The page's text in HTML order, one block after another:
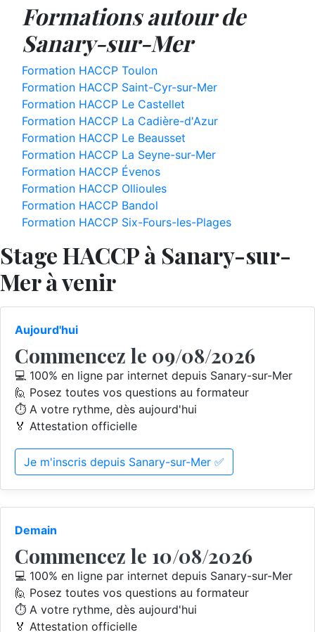
Formations autour de
Sanary-sur-Mer
Formation HACCP Toulon
Formation HACCP Saint-Cyr-sur-Mer
Formation HACCP Le Castellet
Formation HACCP La Cadière-d'Azur
Formation HACCP Le Beausset
Formation HACCP La Seyne-sur-Mer
Formation HACCP Évenos
Formation HACCP Ollioules
Formation HACCP Bandol
Formation HACCP Six-Fours-les-Plages
Stage HACCP à Sanary-sur-
Mer à venir
Aujourd'hui
Commencez le 09/08/2026
💻 100% en ligne par internet depuis Sanary-sur-Mer
🙋 Posez toutes vos questions au formateur
⏱️ A votre rythme, dès aujourd'hui
🏅 Attestation officielle
Je m'inscris depuis Sanary-sur-Mer ✅
Demain
Commencez le 10/08/2026
💻 100% en ligne par internet depuis Sanary-sur-Mer
🙋 Posez toutes vos questions au formateur
⏱️ A votre rythme, dès aujourd'hui
🏅 Attestation officielle